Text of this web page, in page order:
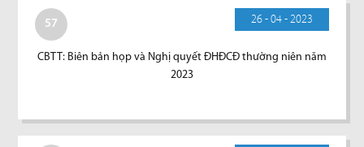
57 26 - 04 - 2023
CBTT: Biên bản họp và Nghị quyết ĐHĐCĐ thường niên năm
2023